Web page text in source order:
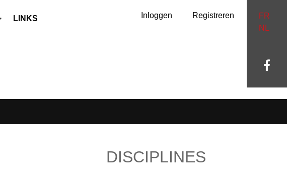
FR
NL
LINKS Inloggen Registreren
DISCIPLINES